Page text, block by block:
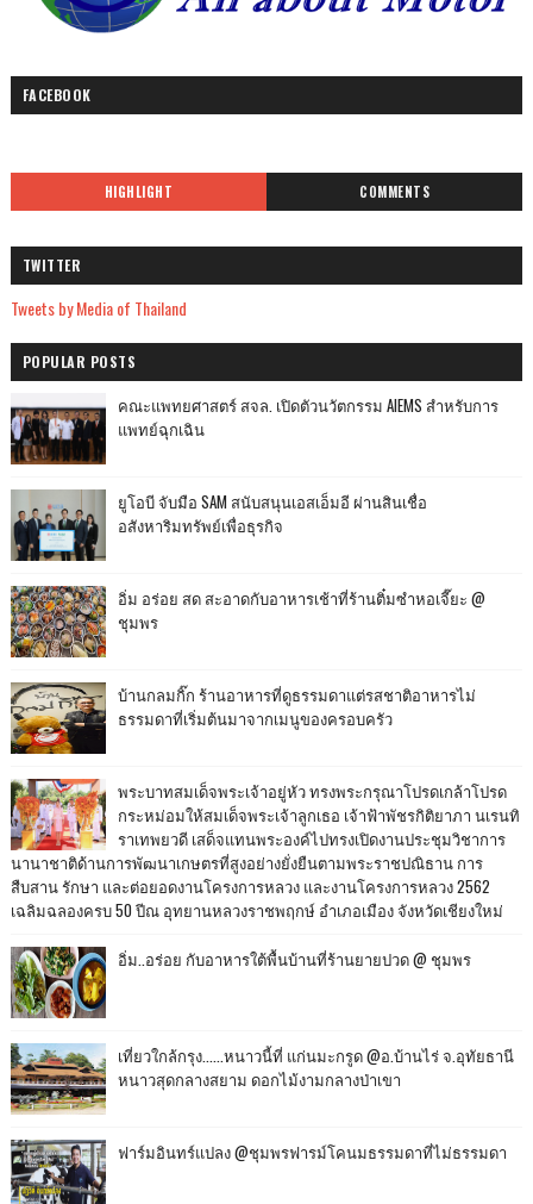
FACEBOOK
HIGHLIGHT COMMENTS
TWITTER
Tweets by Media of Thailand
POPULAR POSTS
คณะแพทยศาสตร์ สจล. เปิดตัวนวัตกรรม AIEMS สำหรับการ
แพทย์ฉุกเฉิน
ยูโอบี จับมือ SAM สนับสนุนเอสเอ็มอี ผ่านสินเชื่อ
อสังหาริมทรัพย์เพื่อธุรกิจ
อิ่ม อร่อย สด สะอาดกับอาหารเช้าที่ร้านติ๋มซำหอเจี๊ยะ @
ชุมพร
บ้านกลมกิ๊ก ร้านอาหารที่ดูธรรมดาแต่รสชาติอาหารไม่
ธรรมดาที่เริ่มต้นมาจากเมนูของครอบครัว
พระบาทสมเด็จพระเจ้าอยู่หัว ทรงพระกรุณาโปรดเกล้าโปรด
กระหม่อมให้สมเด็จพระเจ้าลูกเธอ เจ้าฟ้าพัชรกิติยาภา นเรนทิ
ราเทพยวดี เสด็จแทนพระองค์ไปทรงเปิดงานประชุมวิชาการ
นานาชาติด้านการพัฒนาเกษตรที่สูงอย่างยั่งยืนตามพระราชปณิธาน การ
สืบสาน รักษา และต่อยอดงานโครงการหลวง และงานโครงการหลวง 2562
เฉลิมฉลองครบ 50 ปีณ อุทยานหลวงราชพฤกษ์ อำเภอเมือง จังหวัดเชียงใหม่
อิ่ม..อร่อย กับอาหารใต้พื้นบ้านที่ร้านยายปวด @ ชุมพร
เที่ยวใกล้กรุง......หนาวนี้ที่ แก่นมะกรูด @อ.บ้านไร่ จ.อุทัยธานี
หนาวสุดกลางสยาม ดอกไม้งามกลางป่าเขา
ฟาร์มอินทร์แปลง @ชุมพรฟารม์โคนมธรรมดาที่ไม่ธรรมดา